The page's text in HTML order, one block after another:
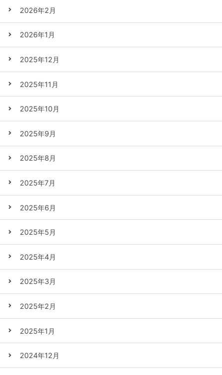
2026年2月
2026年1月
2025年12月
2025年11月
2025年10月
2025年9月
2025年8月
2025年7月
2025年6月
2025年5月
2025年4月
2025年3月
2025年2月
2025年1月
2024年12月